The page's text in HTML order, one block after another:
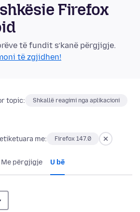
Firefox
të fundit s’kanë përgjigje.
të zgjidhen!
topic: Shkallë reagimi nga aplikacioni
me: Firefox 147.0
Me përgjigje U bë